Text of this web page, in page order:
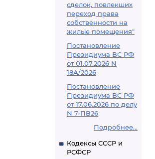
сделок, повлекших
переход права
собственности на
жилые помещения"
Постановление
Президиума ВС РФ
от 01.07.2026 N
18А/2026
Постановление
Президиума ВС РФ
от 17.06.2026 по делу
N 7-ПВ26
Подробнее...
Кодексы СССР и
РСФСР